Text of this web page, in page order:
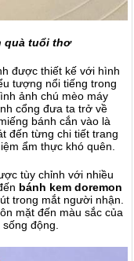
quà tuổi thơ
được thiết kế với hình
tượng nổi tiếng trong
ảnh chú mèo máy
cổng đưa ta trở về
bánh cắn vào là
đến từng chi tiết trang
ẩm thực khó quên.
tùy chỉnh với nhiều
bánh kem doremon
trong mắt người nhận.
mặt đến màu sắc của
động.